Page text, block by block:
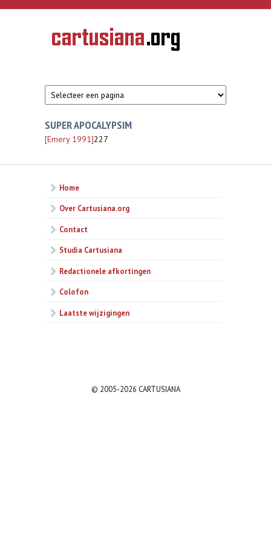
Overslaan en naar de inhoud gaan
CARTUSIANA
Geschiedenis
van de
SUPER APOCALYPSIM
[Emery 1991]227
Home
Over Cartusiana.org
Contact
Studia Cartusiana
Redactionele afkortingen
Colofon
Laatste wijzigingen
© 2005-2026 CARTUSIANA